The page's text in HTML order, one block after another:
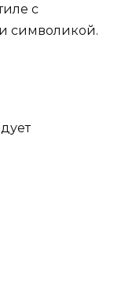
с
символикой.